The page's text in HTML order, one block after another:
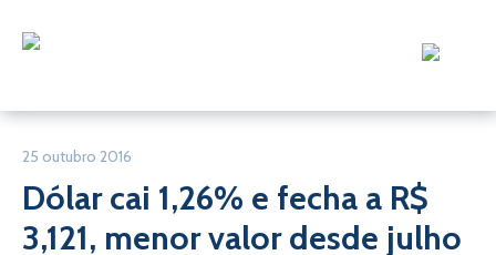
25 outubro 2016
Dólar cai 1,26% e fecha a R$
3,121, menor valor desde julho